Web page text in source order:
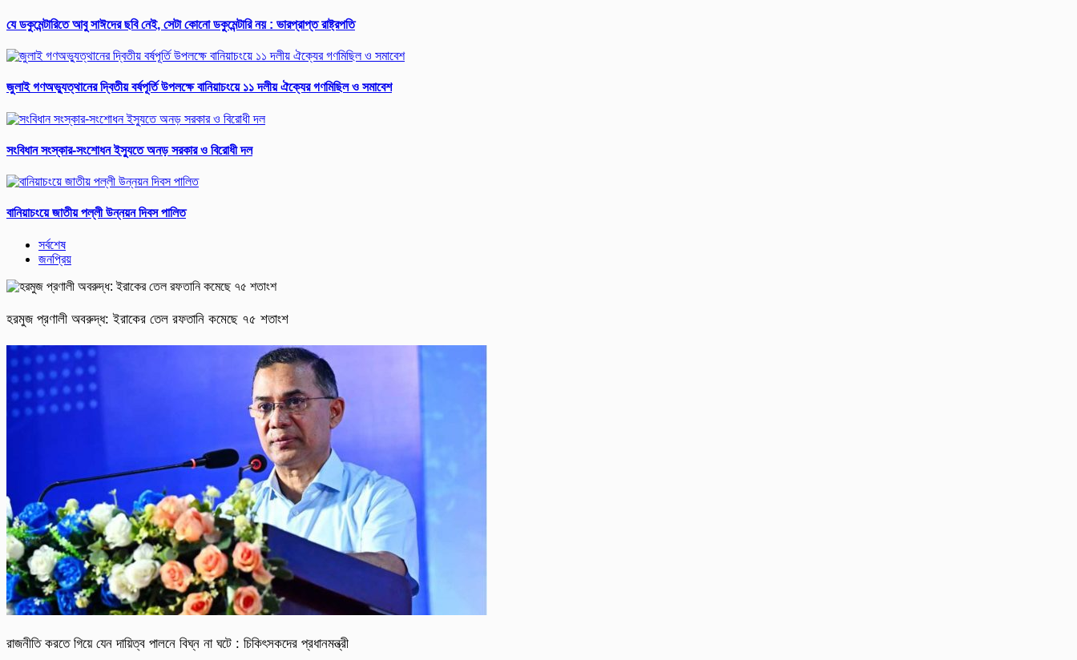
যে ডকুমেন্টারিতে আবু সাঈদের ছবি নেই, সেটা কোনো ডকুমেন্টারি নয় : ভারপ্রাপ্ত রাষ্ট্রপতি
জুলাই গণঅভ্যুত্থানের দ্বিতীয় বর্ষপূর্তি উপলক্ষে বানিয়াচংয়ে ১১ দলীয় ঐক্যের গণমিছিল ও সমাবেশ
সংবিধান সংস্কার-সংশোধন ইস্যুতে অনড় সরকার ও বিরোধী দল
বানিয়াচংয়ে জাতীয় পল্লী উন্নয়ন দিবস পালিত
সর্বশেষ
জনপ্রিয়
হরমুজ প্রণালী অবরুদ্ধ: ইরাকের তেল রফতানি কমেছে ৭৫ শতাংশ
রাজনীতি করতে গিয়ে যেন দায়িত্ব পালনে বিঘ্ন না ঘটে : চিকিৎসকদের প্রধানমন্ত্রী